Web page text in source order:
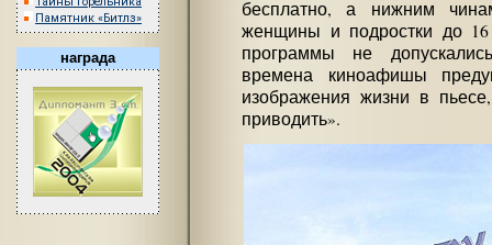
Памятник «Битлз»
награда
бесплатно, а нижним
женщины и подростки до 16
программы не
времена киноафишы
изображения жизни в
приводить».